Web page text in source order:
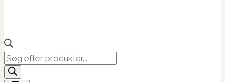
Products
search